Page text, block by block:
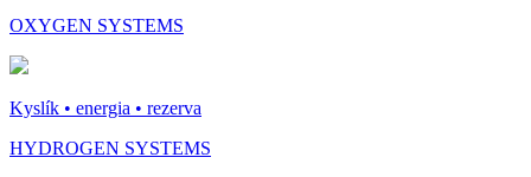
OXYGEN SYSTEMS
Kyslík • energia • rezerva
HYDROGEN SYSTEMS